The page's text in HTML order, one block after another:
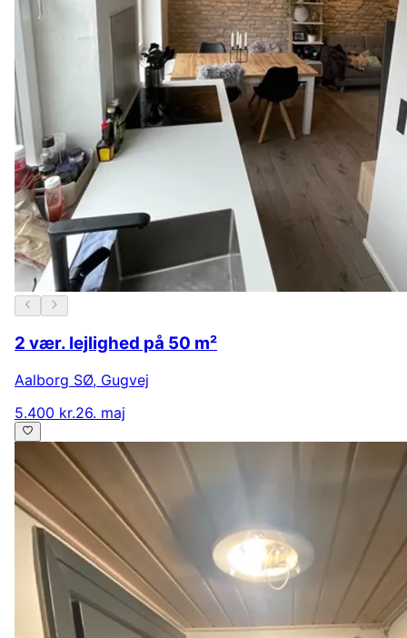
2 vær. lejlighed på 50 m²
Aalborg SØ, Gugvej
5.400 kr.26. maj